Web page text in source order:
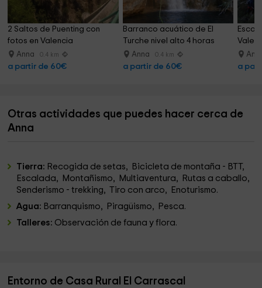
2 Saltos de Puenting con
fotos en Valencia
Anna 0.4 km
a partir de 60€
Barranco acuático de El
Turche nivel alto 4 horas
Anna 0.4 km
a partir de 60€ a
Otras actividades que puedes hacer cerca de
Anna
Tierra: Recogida de setas, Bicicleta de montaña - BTT,
Escalada, Montañismo, Multiaventura, Rutas a caballo,
Senderismo - trekking, Tiro con arco, Enoturismo.
Agua: Barranquismo, Piragüismo, Pesca.
Talleres: Observación de fauna y flora.
Entorno de Casa Rural El Carrascal